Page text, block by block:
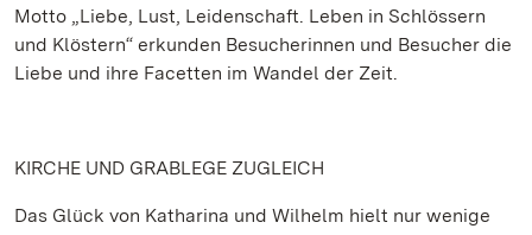
Motto „Liebe, Lust, Leidenschaft. Leben in Schlössern
und Klöstern“ erkunden Besucherinnen und Besucher die
Liebe und ihre Facetten im Wandel der Zeit.
KIRCHE UND GRABLEGE ZUGLEICH
Das Glück von Katharina und Wilhelm hielt nur wenige